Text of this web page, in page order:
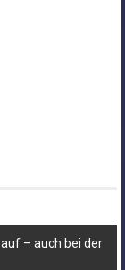
– auch bei der